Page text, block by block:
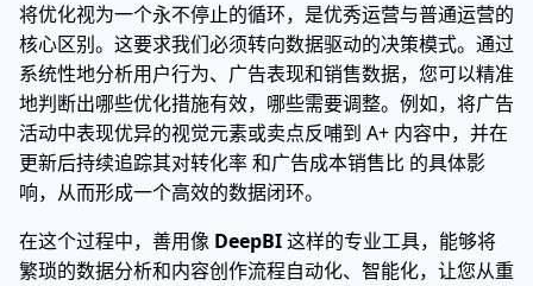
将优化视为一个永不停止的循环，是优秀运营与普通运营的
核心区别。这要求我们必须转向数据驱动的决策模式。通过
系统性地分析用户行为、广告表现和销售数据，您可以精准
地判断出哪些优化措施有效，哪些需要调整。例如，将广告
活动中表现优异的视觉元素或卖点反哺到 A+ 内容中，并在
更新后持续追踪其对转化率 和广告成本销售比 的具体影
响，从而形成一个高效的数据闭环。
在这个过程中，善用像 DeepBI这样的专业工具，能够将
繁琐的数据分析和内容创作流程自动化、智能化，让您从重